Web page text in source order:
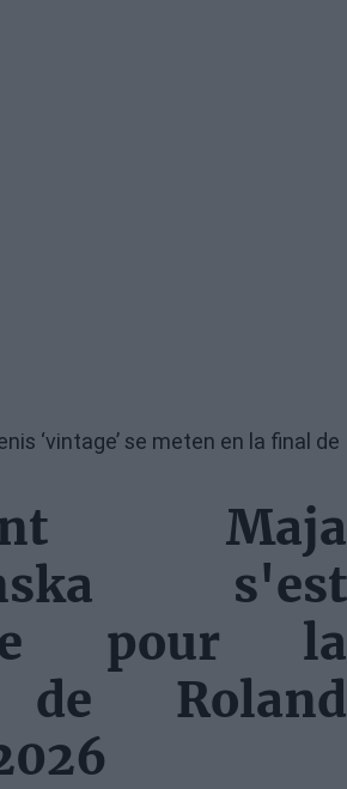
Maja
s'est
pour la
Roland